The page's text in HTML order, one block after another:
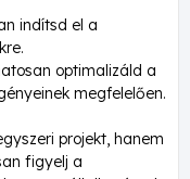
indítsd el a
optimalizáld a
megfelelően.
projekt, hanem
figyelj a